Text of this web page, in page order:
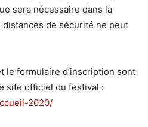
sera nécessaire dans la
de sécurité ne peut
le formulaire d’inscription sont
site officiel du festival :
2020/